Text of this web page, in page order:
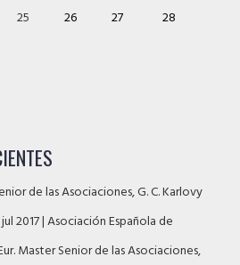
25 26 27
28
de las Asociaciones, G. C. Karlovy
2017 | Asociación Española de
Master Senior de las Asociaciones,